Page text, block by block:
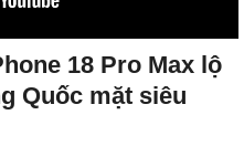
18 Pro Max lộ
Quốc mặt siêu